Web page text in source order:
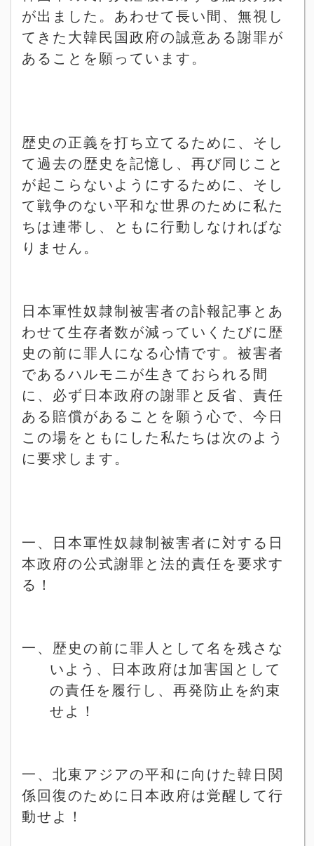
が出ました。あわせて長い間、無視し
てきた大韓民国政府の誠意ある謝罪が
あることを願っています。
歴史の正義を打ち立てるために、そし
て過去の歴史を記憶し、再び同じこと
が起こらないようにするために、そし
て戦争のない平和な世界のために私た
ちは連帯し、ともに行動しなければな
りません。
日本軍性奴隷制被害者の訃報記事とあ
わせて生存者数が減っていくたびに歴
史の前に罪人になる心情です。被害者
であるハルモニが生きておられる間
に、必ず日本政府の謝罪と反省、責任
ある賠償があることを願う心で、今日
この場をともにした私たちは次のよう
に要求します。
一、日本軍性奴隷制被害者に対する日
本政府の公式謝罪と法的責任を要求す
る！
一、歴史の前に罪人として名を残さな
いよう、日本政府は加害国として
の責任を履行し、再発防止を約束
せよ！
一、北東アジアの平和に向けた韓日関
係回復のために日本政府は覚醒して行
動せよ！